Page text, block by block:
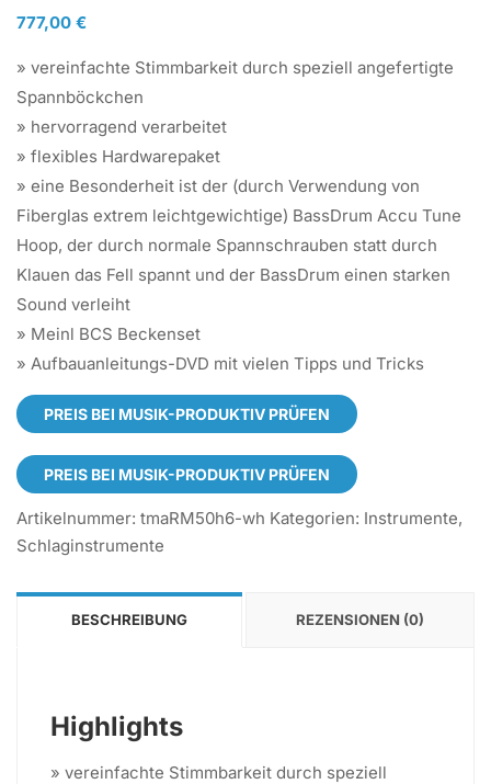
777,00 €
» vereinfachte Stimmbarkeit durch speziell angefertigte
Spannböckchen
» hervorragend verarbeitet
» flexibles Hardwarepaket
» eine Besonderheit ist der (durch Verwendung von
Fiberglas extrem leichtgewichtige) BassDrum Accu Tune
Hoop, der durch normale Spannschrauben statt durch
Klauen das Fell spannt und der BassDrum einen starken
Sound verleiht
» Meinl BCS Beckenset
» Aufbauanleitungs-DVD mit vielen Tipps und Tricks
PREIS BEI MUSIK-PRODUKTIV PRÜFEN
PREIS BEI MUSIK-PRODUKTIV PRÜFEN
Artikelnummer: tmaRM50h6-wh Kategorien: Instrumente,
Schlaginstrumente
BESCHREIBUNG REZENSIONEN (0)
Highlights
» vereinfachte Stimmbarkeit durch speziell